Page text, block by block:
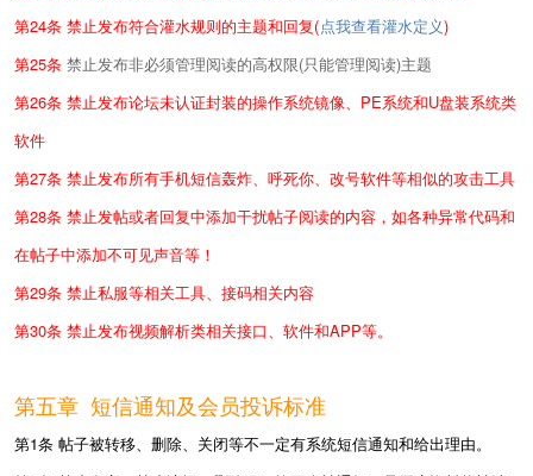
第24条 禁止发布符合灌水规则的主题和回复(点我查看灌水定义)
第25条 禁止发布非必须管理阅读的高权限(只能管理阅读)主题
第26条 禁止发布论坛未认证封装的操作系统镜像、PE系统和U盘装系统类
软件
第27条 禁止发布所有手机短信轰炸、呼死你、改号软件等相似的攻击工具
第28条 禁止发帖或者回复中添加干扰帖子阅读的内容，如各种异常代码和
在帖子中添加不可见声音等！
第29条 禁止私服等相关工具、接码相关内容
第30条 禁止发布视频解析类相关接口、软件和APP等。
第五章 短信通知及会员投诉标准
第1条 帖子被转移、删除、关闭等不一定有系统短信通知和给出理由。